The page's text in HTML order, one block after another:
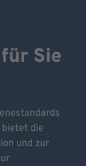
Sie
die
und zur